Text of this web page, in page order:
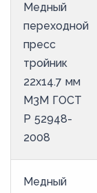
Медный
переходной
пресс
тройник
22х14.7 мм
М3М ГОСТ
Р 52948-
2008
Медный